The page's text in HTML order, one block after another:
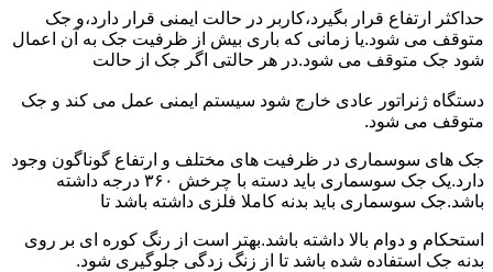
حداکثر ارتفاع قرار بگیرد،کاربر در حالت ایمنی قرار دارد،و جک
متوقف می شود.یا زمانی که باری بیش از ظرفیت جک به آن اعمال
شود جک متوقف می شود.در هر حالتی اگر جک از حالت
دستگاه ژنراتور عادی خارج شود سیستم ایمنی عمل می کند و جک
متوقف می شود.
جک های سوسماری در ظرفیت های مختلف و ارتفاع گوناگون وجود
دارد.یک جک سوسماری باید دسته با چرخش ۳۶۰ درجه داشته
باشد.جک سوسماری باید بدنه کاملا فلزی داشته باشد تا
استحکام و دوام بالا داشته باشد.بهتر است از رنگ کوره ای بر روی
بدنه جک استفاده شده باشد تا از زنگ زدگی جلوگیری شود.